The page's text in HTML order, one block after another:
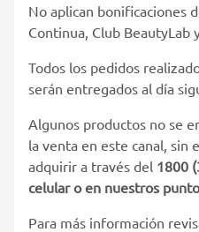
No aplican bonificaciones
Continua, Club BeautyLab
Todos los pedidos
serán entregados al día
Algunos productos no se
la venta en este canal, sin
adquirir a través del 1800
celular o en nuestros
Para más información